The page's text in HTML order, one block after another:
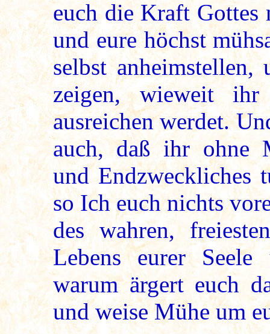
euch die Kraft
und eure höchst
selbst
zeigen, wieweit
ausreichen werdet.
auch, daß ihr ohne
und Endzweckliches
so Ich euch nichts
des wahren,
Lebens eurer
warum ärgert euch
und weise Mühe um